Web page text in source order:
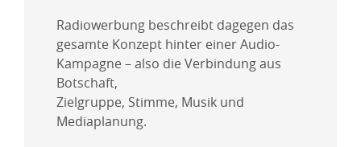
Radiowerbung beschreibt dagegen das
gesamte Konzept hinter einer Audio-
Kampagne – also die Verbindung aus
Botschaft,
Zielgruppe, Stimme, Musik und
Mediaplanung.